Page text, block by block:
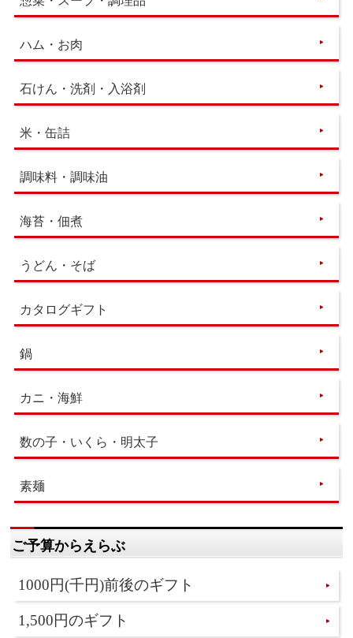
ハム・お肉
石けん・洗剤・入浴剤
米・缶詰
調味料・調味油
海苔・佃煮
うどん・そば
カタログギフト
鍋
カニ・海鮮
数の子・いくら・明太子
素麺
ご予算からえらぶ
1000円(千円)前後のギフト
1,500円のギフト